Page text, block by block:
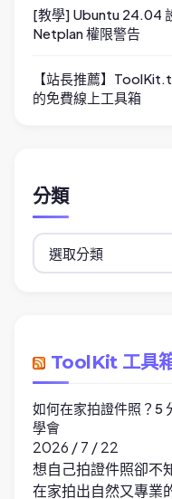
[教學] Ubuntu 24.04
Netplan 權限警告
【站長推薦】
的免費線上工具箱
分類
分
類
ToolKit 工具
如何在家拍證件照？5
學會
2026 / 7 / 22
想自己拍證件照卻不
在家拍出自然又專業